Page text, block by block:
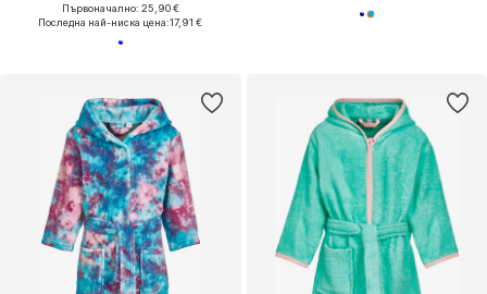
Първоначално: 25,90 €
Последна най-ниска цена:17,91 €